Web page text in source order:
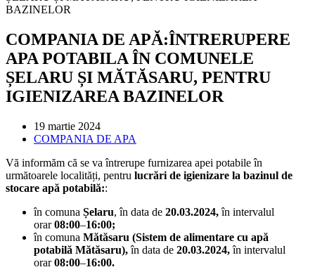
COMPANIA DE APĂ:ÎNTRERUPERE
APA POTABILA ÎN COMUNELE
ȘELARU ȘI MĂTĂSARU, PENTRU
IGIENIZAREA BAZINELOR
Post
published:
19 martie 2024
Post
COMPANIA DE APA
Vă informăm că se va întrerupe furnizarea apei potabile în
următoarele localități, pentru lucrări de igienizare la bazinul de
stocare apă potabilă::
în comuna Șelaru, în data de 20.03.2024,în intervalul
orar08:00–16:00;
în comuna Mătăsaru (Sistem de alimentare cu apă
potabilă Mătăsaru),în data de 20.03.2024,în intervalul
orar08:00–16:00.